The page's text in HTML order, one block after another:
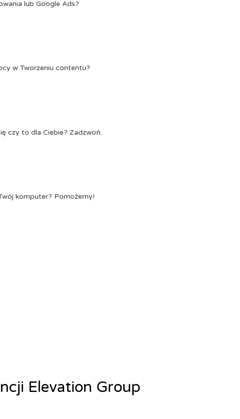
lub Google Ads?
w Tworzeniu contentu?
czy to dla Ciebie? Zadzwoń.
komputer? Pomożemy!
Elevation Group